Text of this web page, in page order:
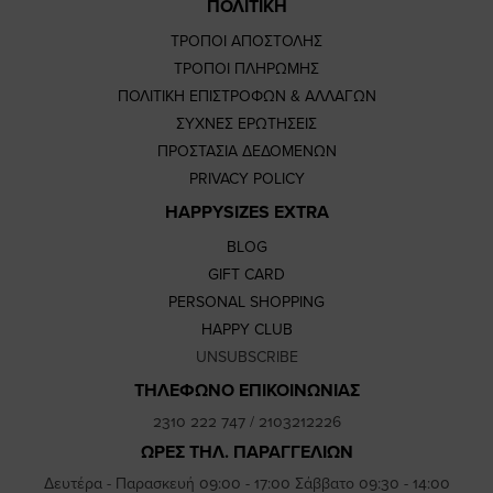
ΠΟΛΙΤΙΚΗ
ΤΡΟΠΟΙ ΑΠΟΣΤΟΛΗΣ
ΤΡΟΠΟΙ ΠΛΗΡΩΜΗΣ
ΠΟΛΙΤΙΚΗ ΕΠΙΣΤΡΟΦΩΝ & ΑΛΛΑΓΩΝ
ΣΥΧΝΕΣ ΕΡΩΤΗΣΕΙΣ
ΠΡΟΣΤΑΣΙΑ ΔΕΔΟΜΕΝΩΝ
PRIVACY POLICY
HAPPYSIZES EXTRA
BLOG
GIFT CARD
PERSONAL SHOPPING
HAPPY CLUB
UNSUBSCRIBE
ΤΗΛΕΦΩΝΟ ΕΠΙΚΟΙΝΩΝΙΑΣ
2310 222 747/ 2103212226
ΩΡΕΣ ΤΗΛ. ΠΑΡΑΓΓΕΛΙΩΝ
Δευτέρα - Παρασκευή 09:00 - 17:00 Σάββατο 09:30 - 14:00